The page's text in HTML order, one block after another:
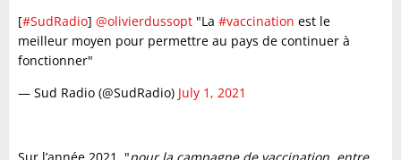
[#SudRadio] @olivierdussopt "La #vaccination est le
meilleur moyen pour permettre au pays de continuer à
fonctionner"
— Sud Radio (@SudRadio) July 1, 2021